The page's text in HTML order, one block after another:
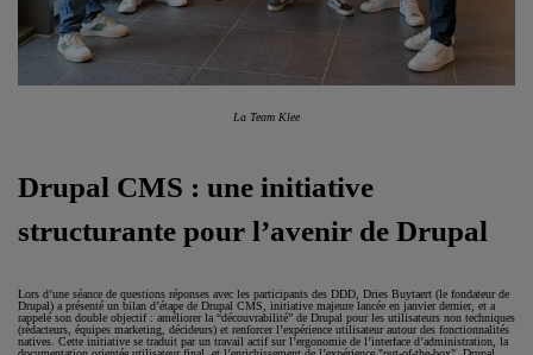
La Team Klee
Drupal CMS : une initiative
structurante pour l’avenir de Drupal
Lors d’une séance de questions réponses avec les participants des DDD, Dries Buytaert (le fondateur de
Drupal) a présenté un bilan d’étape de Drupal CMS, initiative majeure lancée en janvier dernier, et a
rappelé son double objectif : améliorer la “découvrabilité” de Drupal pour les utilisateurs non techniques
(rédacteurs, équipes marketing, décideurs) et renforcer l’expérience utilisateur autour des fonctionnalités
natives. Cette initiative se traduit par un travail actif sur l’ergonomie de l’interface d’administration, la